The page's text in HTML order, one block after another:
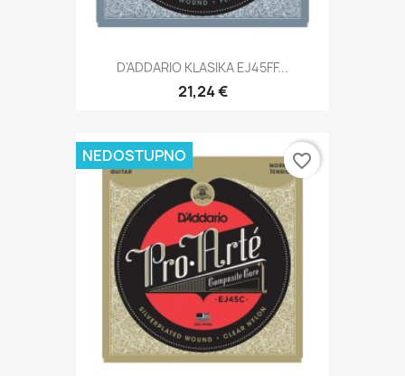
D'ADDARIO KLASIKA EJ45FF...
21,24 €
NEDOSTUPNO favorite_border